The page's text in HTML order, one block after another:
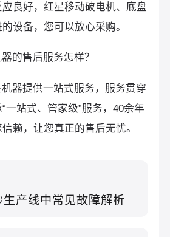
良好，红星移动破电机、底盘
设备，您可以放心采购。
的售后服务怎样？
器提供一站式服务，服务贯穿
一站式、管家级”服务，40余年
赖，让您真正的售后无忧。
产线中常见故障解析